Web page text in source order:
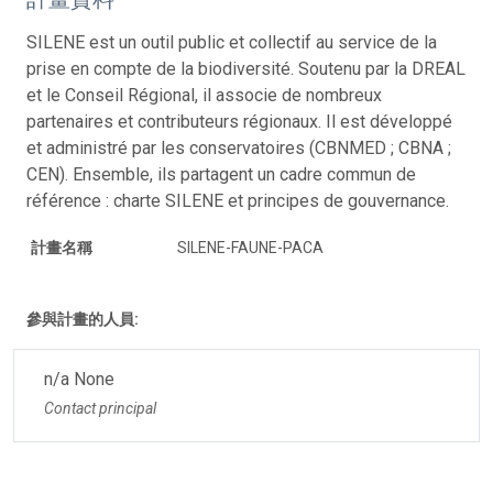
SILENE est un outil public et collectif au service de la
prise en compte de la biodiversité. Soutenu par la DREAL
et le Conseil Régional, il associe de nombreux
partenaires et contributeurs régionaux. Il est développé
et administré par les conservatoires (CBNMED ; CBNA ;
CEN). Ensemble, ils partagent un cadre commun de
référence : charte SILENE et principes de gouvernance.
計畫名稱 SILENE-FAUNE-PACA
參與計畫的人員:
n/a None
Contact principal